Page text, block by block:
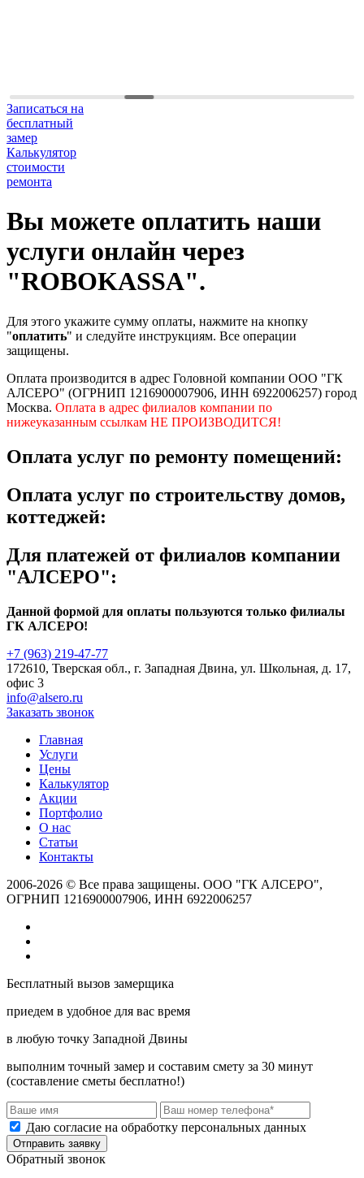
Записаться на
бесплатный
замер
Калькулятор
стоимости
ремонта
Вы можете оплатить наши
услуги онлайн через
"ROBOKASSA".
Для этого укажите сумму оплаты, нажмите на кнопку
"оплатить" и следуйте инструкциям. Все операции
защищены.
Оплата производится в адрес Головной компании ООО "ГК
АЛСЕРО" (ОГРНИП 1216900007906, ИНН 6922006257) город
Москва. Оплата в адрес филиалов компании по
нижеуказанным ссылкам НЕ ПРОИЗВОДИТСЯ!
Оплата услуг по ремонту помещений:
Оплата услуг по строительству домов,
коттеджей:
Для платежей от филиалов компании
"АЛСЕРО":
Данной формой для оплаты пользуются только филиалы
ГК АЛСЕРО!
+7 (963) 219-47-77
172610, Тверская обл., г. Западная Двина, ул. Школьная, д. 17,
офис 3
info@alsero.ru
Заказать звонок
Главная
Услуги
Цены
Калькулятор
Акции
Портфолио
О нас
Статьи
Контакты
2006-2026 © Все права защищены. ООО "ГК АЛСЕРО",
ОГРНИП 1216900007906, ИНН 6922006257
Бесплатный вызов замерщика
приедем в удобное для вас время
в любую точку Западной Двины
выполним точный замер и составим смету за 30 минут
(составление сметы бесплатно!)
Даю согласие на обработку персональных данных
Отправить заявку
Обратный звонок